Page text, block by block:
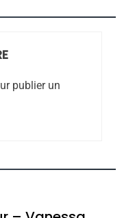
publier un
selon le
ET RÉSILIENTE :